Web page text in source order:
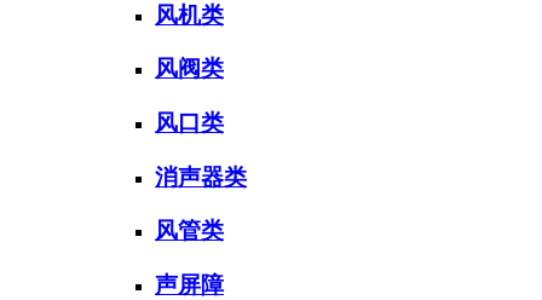
风机类
风阀类
风口类
消声器类
风管类
声屏障